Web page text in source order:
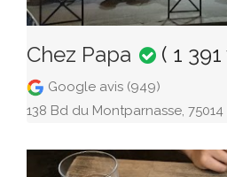
Chez Papa ( 1
Google avis (949)
138 Bd du Montparnasse, 75014